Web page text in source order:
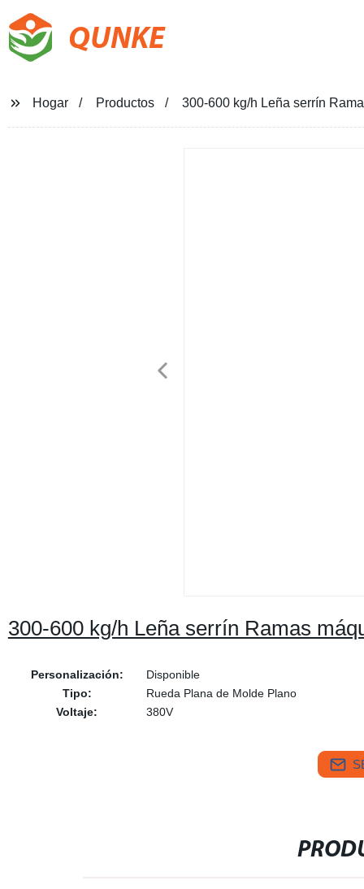
QUNKE
Hogar Productos 300-600 kg/h Leña serrín
300-600 kg/h Leña serrín Ramas
Personalización:
Disponible
Tipo:
Rueda Plana de Molde Plano
Voltaje:
380V